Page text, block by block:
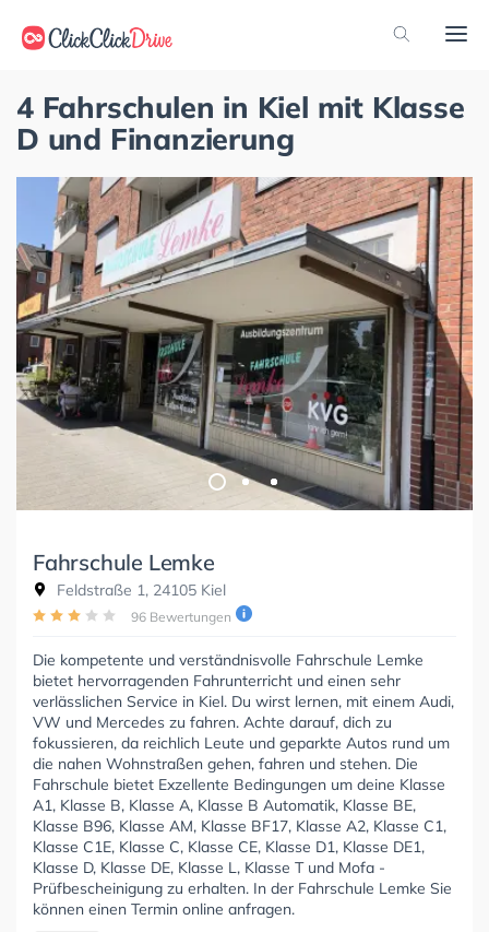
4 Fahrschulen in Kiel mit Klasse
D und Finanzierung
Fahrschule Lemke
Feldstraße 1, 24105 Kiel
96 Bewertungen
Die kompetente und verständnisvolle Fahrschule Lemke
bietet hervorragenden Fahrunterricht und einen sehr
verlässlichen Service in Kiel. Du wirst lernen, mit einem Audi,
VW und Mercedes zu fahren. Achte darauf, dich zu
fokussieren, da reichlich Leute und geparkte Autos rund um
die nahen Wohnstraßen gehen, fahren und stehen. Die
Fahrschule bietet Exzellente Bedingungen um deine Klasse
A1, Klasse B, Klasse A, Klasse B Automatik, Klasse BE,
Klasse B96, Klasse AM, Klasse BF17, Klasse A2, Klasse C1,
Klasse C1E, Klasse C, Klasse CE, Klasse D1, Klasse DE1,
Klasse D, Klasse DE, Klasse L, Klasse T und Mofa -
Prüfbescheinigung zu erhalten. In der Fahrschule Lemke Sie
können einen Termin online anfragen.